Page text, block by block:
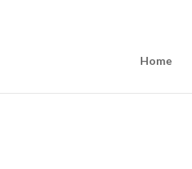
Home